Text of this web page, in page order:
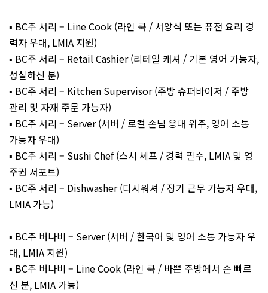
▪️ BC주 서리 – Line Cook (라인 쿡 / 서양식 또는 퓨전 요리 경
력자 우대, LMIA 지원)
▪️ BC주 서리 – Retail Cashier (리테일 캐셔 / 기본 영어 가능자,
성실하신 분)
▪️ BC주 서리 – Kitchen Supervisor (주방 슈퍼바이저 / 주방
관리 및 자재 주문 가능자)
▪️ BC주 서리 – Server (서버 / 로컬 손님 응대 위주, 영어 소통
가능자 우대)
▪️ BC주 서리 – Sushi Chef (스시 셰프 / 경력 필수, LMIA 및 영
주권 서포트)
▪️ BC주 서리 – Dishwasher (디시워셔 / 장기 근무 가능자 우대,
LMIA 가능)
▪️ BC주 버나비 – Server (서버 / 한국어 및 영어 소통 가능자 우
대, LMIA 지원)
▪️ BC주 버나비 – Line Cook (라인 쿡 / 바쁜 주방에서 손 빠르
신 분, LMIA 가능)